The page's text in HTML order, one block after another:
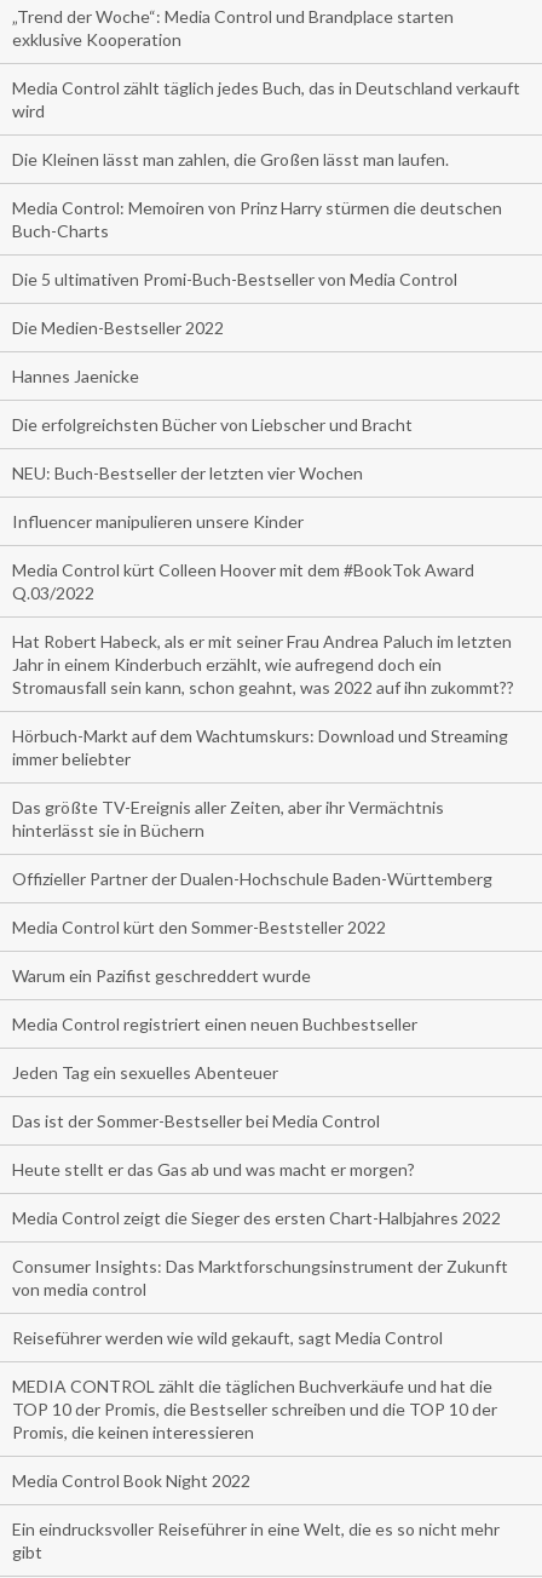
„Trend der Woche“: Media Control und Brandplace starten
exklusive Kooperation
Media Control zählt täglich jedes Buch, das in Deutschland verkauft
wird
Die Kleinen lässt man zahlen, die Großen lässt man laufen.
Media Control: Memoiren von Prinz Harry stürmen die deutschen
Buch-Charts
Die 5 ultimativen Promi-Buch-Bestseller von Media Control
Die Medien-Bestseller 2022
Hannes Jaenicke
Die erfolgreichsten Bücher von Liebscher und Bracht
NEU: Buch-Bestseller der letzten vier Wochen
Influencer manipulieren unsere Kinder
Media Control kürt Colleen Hoover mit dem #BookTok Award
Q.03/2022
Hat Robert Habeck, als er mit seiner Frau Andrea Paluch im letzten
Jahr in einem Kinderbuch erzählt, wie aufregend doch ein
Stromausfall sein kann, schon geahnt, was 2022 auf ihn zukommt??
Hörbuch-Markt auf dem Wachtumskurs: Download und Streaming
immer beliebter
Das größte TV-Ereignis aller Zeiten, aber ihr Vermächtnis
hinterlässt sie in Büchern
Offizieller Partner der Dualen-Hochschule Baden-Württemberg
Media Control kürt den Sommer-Beststeller 2022
Warum ein Pazifist geschreddert wurde
Media Control registriert einen neuen Buchbestseller
Jeden Tag ein sexuelles Abenteuer
Das ist der Sommer-Bestseller bei Media Control
Heute stellt er das Gas ab und was macht er morgen?
Media Control zeigt die Sieger des ersten Chart-Halbjahres 2022
Consumer Insights: Das Marktforschungsinstrument der Zukunft
von media control
Reiseführer werden wie wild gekauft, sagt Media Control
MEDIA CONTROL zählt die täglichen Buchverkäufe und hat die
TOP 10 der Promis, die Bestseller schreiben und die TOP 10 der
Promis, die keinen interessieren
Media Control Book Night 2022
Ein eindrucksvoller Reiseführer in eine Welt, die es so nicht mehr
gibt